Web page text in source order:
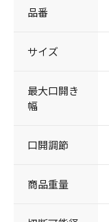
品番
サイズ
最大口開き
幅
口開調節
商品重量